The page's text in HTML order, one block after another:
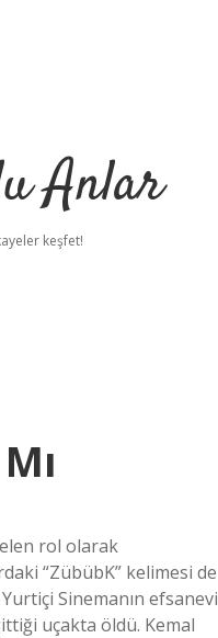
Anlar
keşfet!
rol olarak
“ZübübK” kelimesi de
Sinemanın efsanevi
uçakta öldü. Kemal